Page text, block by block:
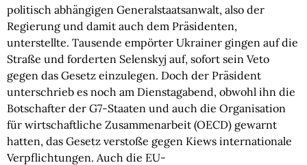
politisch abhängigen Generalstaatsanwalt, also der
Regierung und damit auch dem Präsidenten,
unterstellte. Tausende empörter Ukrainer gingen auf die
Straße und forderten Selenskyj auf, sofort sein Veto
gegen das Gesetz einzulegen. Doch der Präsident
unterschrieb es noch am Dienstagabend, obwohl ihn die
Botschafter der G7-Staaten und auch die Organisation
für wirtschaftliche Zusammenarbeit (OECD) gewarnt
hatten, das Gesetz verstoße gegen Kiews internationale
Verpflichtungen. Auch die EU-